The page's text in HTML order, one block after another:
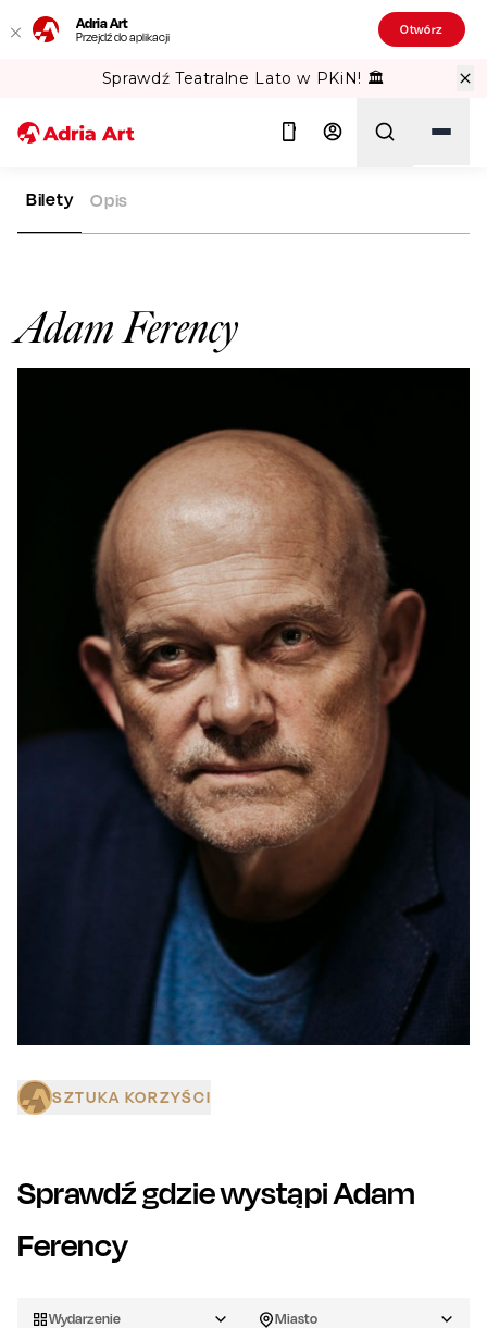
Adria Art
Przejdź do aplikacji Otwórz
Sprawdź Teatralne Lato w PKiN! 🏛️
ADRIA ART
Adam Ferency
Bilety Opis
SZTUKA KORZYŚCI
Sprawdź gdzie wystąpiAdam
Ferency
Wydarzenie Miasto